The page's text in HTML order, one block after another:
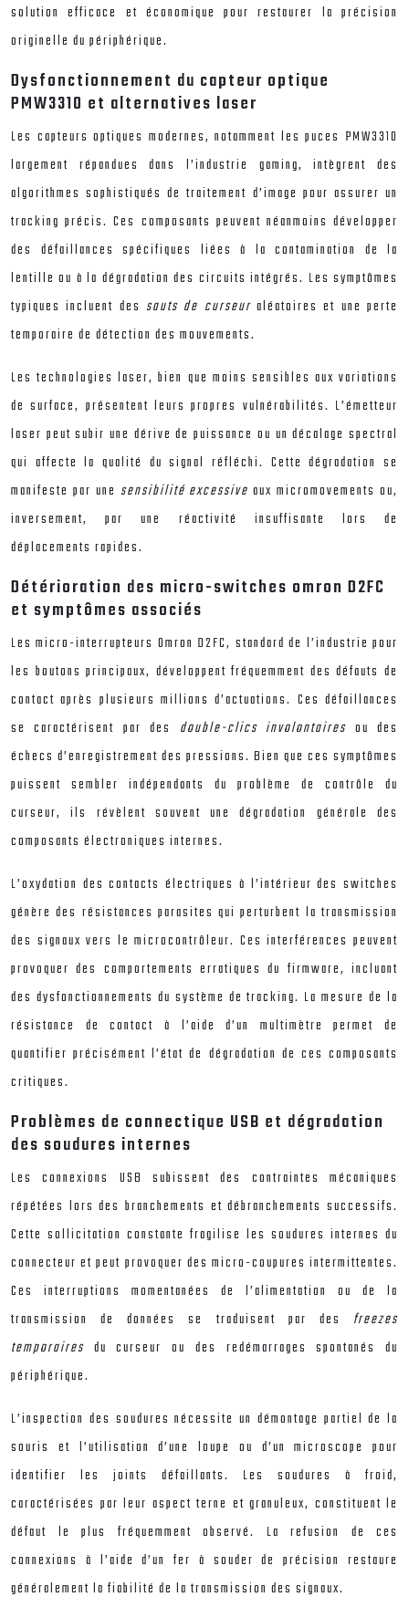
solution efficace et économique pour restaurer la précision
originelle du périphérique.
Dysfonctionnement du capteur optique
PMW3310 et alternatives laser
Les capteurs optiques modernes, notamment les puces PMW3310
largement répandues dans l’industrie gaming, intègrent des
algorithmes sophistiqués de traitement d’image pour assurer un
tracking précis. Ces composants peuvent néanmoins développer
des défaillances spécifiques liées à la contamination de la
lentille ou à la dégradation des circuits intégrés. Les symptômes
typiques incluent des sauts de curseur aléatoires et une perte
temporaire de détection des mouvements.
Les technologies laser, bien que moins sensibles aux variations
de surface, présentent leurs propres vulnérabilités. L’émetteur
laser peut subir une dérive de puissance ou un décalage spectral
qui affecte la qualité du signal réfléchi. Cette dégradation se
manifeste par une sensibilité excessiveaux micromovements ou,
inversement, par une réactivité insuffisante lors de
déplacements rapides.
Détérioration des micro-switches omron D2FC
et symptômes associés
Les micro-interrupteurs Omron D2FC, standard de l’industrie pour
les boutons principaux, développent fréquemment des défauts de
contact après plusieurs millions d’actuations. Ces défaillances
se caractérisent par des double-clics involontaires ou des
échecs d’enregistrement des pressions. Bien que ces symptômes
puissent sembler indépendants du problème de contrôle du
curseur, ils révèlent souvent une dégradation générale des
composants électroniques internes.
L’oxydation des contacts électriques à l’intérieur des switches
génère des résistances parasites qui perturbent la transmission
des signaux vers le microcontrôleur. Ces interférences peuvent
provoquer des comportements erratiques du firmware, incluant
des dysfonctionnements du système de tracking. La mesure de la
résistance de contact à l’aide d’un multimètre permet de
quantifier précisément l’état de dégradation de ces composants
critiques.
Problèmes de connectique USB et dégradation
des soudures internes
Les connexions USB subissent des contraintes mécaniques
répétées lors des branchements et débranchements successifs.
Cette sollicitation constante fragilise les soudures internes du
connecteur et peut provoquer des micro-coupures intermittentes.
Ces interruptions momentanées de l’alimentation ou de la
transmission de données se traduisent par des freezes
temporaires du curseur ou des redémarrages spontanés du
périphérique.
L’inspection des soudures nécessite un démontage partiel de la
souris et l’utilisation d’une loupe ou d’un microscope pour
identifier les joints défaillants. Les soudures à froid,
caractérisées par leur aspect terne et granuleux, constituent le
défaut le plus fréquemment observé. La refusion de ces
connexions à l’aide d’un fer à souder de précision restaure
généralement la fiabilité de la transmission des signaux.